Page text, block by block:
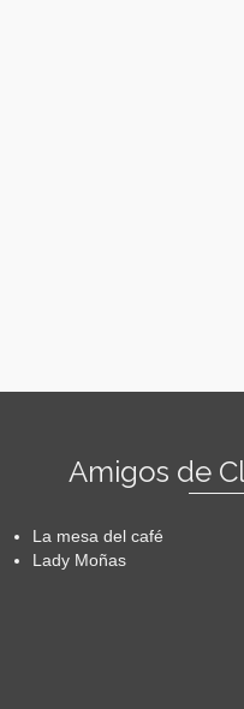
Amigos de
La mesa del café
Lady Moñas